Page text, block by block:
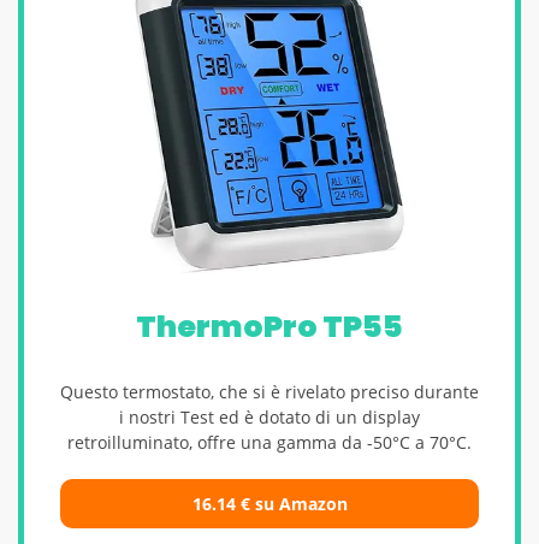
ThermoPro TP55
Questo termostato, che si è rivelato preciso durante
i nostri Test ed è dotato di un display
retroilluminato, offre una gamma da -50°C a 70°C.
16.14 € su Amazon